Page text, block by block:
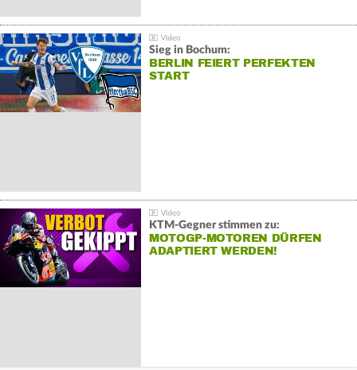
Sieg in Bochum:
BERLIN FEIERT PERFEKTEN
START
KTM-Gegner stimmen zu:
MOTOGP-MOTOREN DÜRFEN
ADAPTIERT WERDEN!